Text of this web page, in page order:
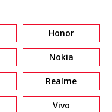
Honor
Nokia
Realme
Vivo